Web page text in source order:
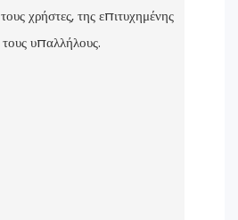
χρήστες, της επιτυχημένης
τους υπαλλήλους.